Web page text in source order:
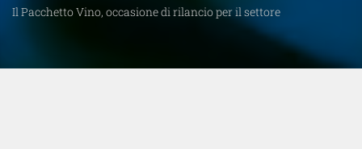
Il Pacchetto Vino, occasione di rilancio per il settore